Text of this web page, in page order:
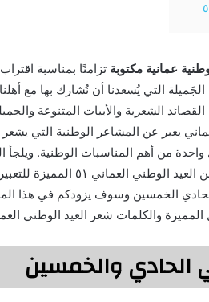
تزامنًا بمناسبة
التي يُسعدنا أن نُشارك بها مع
القصائد الشعرية والأبيات المتنوعة
يعبر عن المشاعر الوطنية التي يشعر
واحدة من أهم المناسبات الوطنية.
هذه المناسبة من خلال كلمات
الخمسين وسوف يزودكم في هذا
والكلمات شعر العيد الوطني
الحادي والخمسين